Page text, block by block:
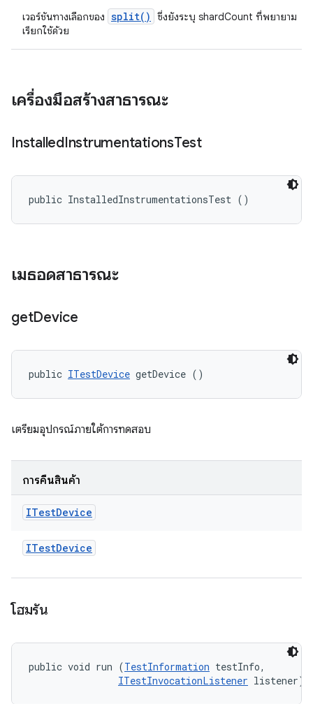
เวอร์ชันทางเลือกของ split()
ซึ่งยังระบุ shardCount ที่พยายาม
เรียกใช้ด้วย
เครื่องมือสร้างสาธารณะ
InstalledInstrumentationsTest
public InstalledInstrumentationsTest ()
เมธอดสาธารณะ
getDevice
public ITestDevice getDevice ()
เตรียมอุปกรณ์ภายใต้การทดสอบ
การคืนสินค้า
ITestDevice
ITestDevice
โฮมรัน
public void run (TestInformation testInfo,
ITestInvocationListener listener)